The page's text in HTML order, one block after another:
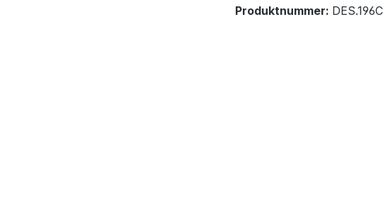
Produktnummer: DES.196C